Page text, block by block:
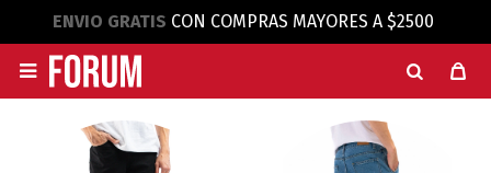
ENVIO GRATIS CON COMPRAS MAYORES A $2500
